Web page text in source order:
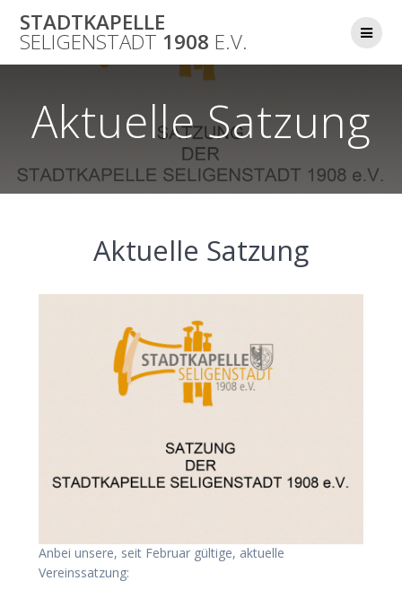
content
STADTKAPELLE
SELIGENSTADT 1908 E.V.
Aktuelle Satzung
Aktuelle Satzung
Anbei unsere, seit Februar gültige, aktuelle
Vereinssatzung: